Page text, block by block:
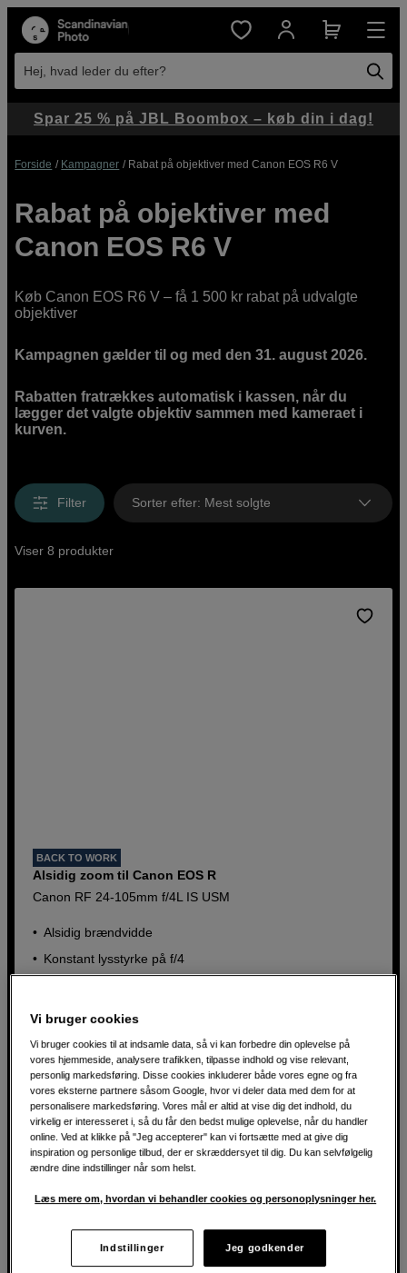
Hej, hvad leder du efter?
Forside Kampagner Rabat på objektiver med Canon EOS R6 V
Rabat på objektiver med
Canon EOS R6 V
Køb Canon EOS R6 V – få 1 500 kr rabat på udvalgte
objektiver
Kampagnen gælder til og med den 31. august 2026.
Rabatten fratrækkes automatisk i kassen, når du
lægger det valgte objektiv sammen med kameraet i
kurven.
Filter Sorter efter: Mest solgte
Viser 8 produkter
BACK TO WORK
Alsidig zoom til Canon EOS R
Canon RF 24-105mm f/4L IS USM
Alsidig brændvidde
Konstant lysstyrke på f/4
9.990
Spar 25 % på JBL Boombox – køb din i dag!
Vi bruger cookies
Vi bruger cookies til at indsamle data, så vi kan forbedre din oplevelse på
vores hjemmeside, analysere trafikken, tilpasse indhold og vise relevant,
personlig markedsføring. Disse cookies inkluderer både vores egne og fra
vores eksterne partnere såsom Google, hvor vi deler data med dem for at
personalisere markedsføring. Vores mål er altid at vise dig det indhold, du
virkelig er interesseret i, så du får den bedst mulige oplevelse, når du handler
online. Ved at klikke på "Jeg accepterer" kan vi fortsætte med at give dig
inspiration og personlige tilbud, der er skræddersyet til dig. Du kan selvfølgelig
ændre dine indstillinger når som helst.
Læs mere om, hvordan vi behandler cookies og personoplysninger her.
Indstillinger Jeg godkender